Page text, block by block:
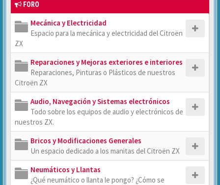
FORO
Mecánica y Electricidad
Espacio para la mecánica y electricidad del Citroën
ZX
Reparaciones y Mejoras exteriores e interiores
Reparaciones, Pinturas o Plásticos de nuestros
Citroën ZX
Audio, Navegación y Sistemas electrónicos
Todo sobre los equipos de audio y electrónicos de
nuestros ZX.
Bricos y Modificaciones Generales
Un espacio dedicado a los manitas del Citroën ZX
Neumáticos y Llantas
¿Qué neumático o llanta le pongo? ¿Cómo se